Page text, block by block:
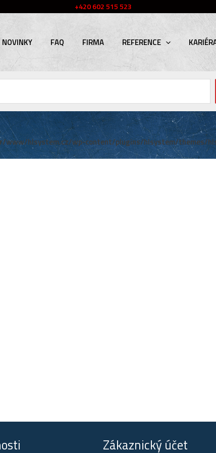
+420 602 515 523
NOVINKY FAQ FIRMA REFERENCE
www/hlsystem.cz/wp-content/plugins/hlsystem/themes/
Zákaznický účet